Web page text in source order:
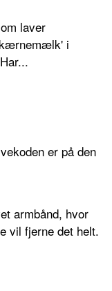
laver
i
er på den
armbånd, hvor
vil fjerne det helt.